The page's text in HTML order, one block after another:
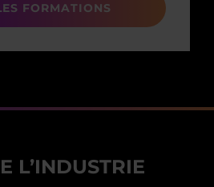
FORMATIONS
L’INDUSTRIE